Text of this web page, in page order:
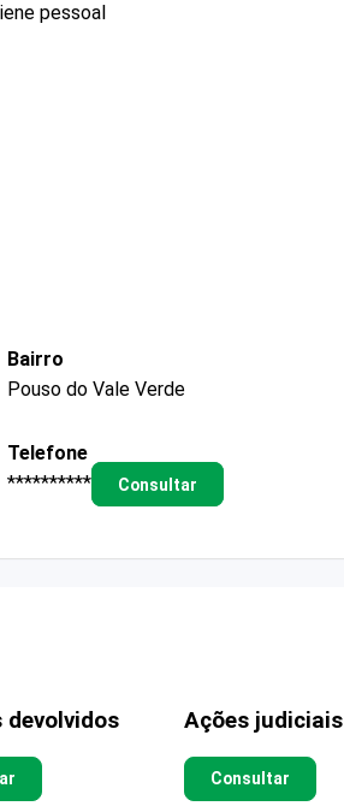
pessoal
Bairro
Pouso do Vale Verde
Telefone
**********
Consultar
devolvidos Ações judiciais
Consultar